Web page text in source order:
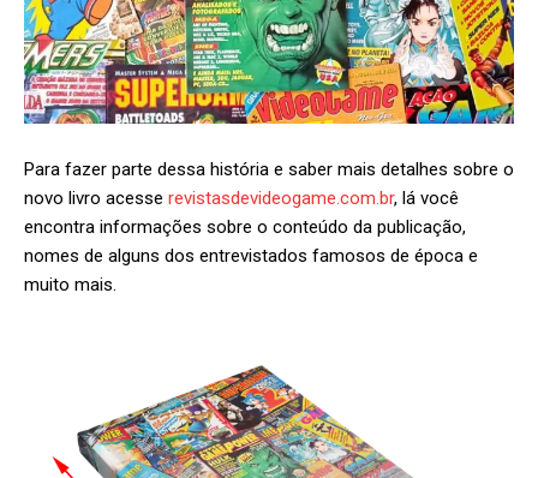
Para fazer parte dessa história e saber mais detalhes sobre o
novo livro acesse revistasdevideogame.com.br, lá você
encontra informações sobre o conteúdo da publicação,
nomes de alguns dos entrevistados famosos de época e
muito mais.